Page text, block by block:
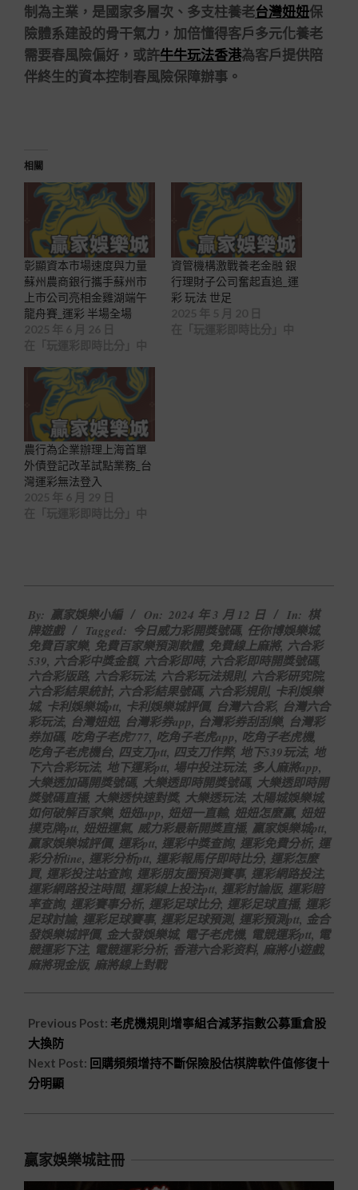
制為主業，是國家多層次、多支柱養老台灣妞妞保
險體系建設的骨干氣力，加倍懂得客戶多元化養老
需要春風險偏好，或許牛牛玩法香港為客戶提供陪
伴終生的資本控制春風險保障辦事。
相關
彰顯資本市場速度與力量
蘇州農商銀行攜手蘇州市
上市公司亮相金雞湖端午
龍舟賽_運彩 半場全場
資管機構激戰養老金融 銀
行理財子公司奮起直追_運
彩 玩法 世足
農行為企業辦理上海首單
外債登記改革試點業務_台
灣運彩無法登入
03-
12
By: 贏家娛樂小編 On: 2024 年 3 月 12 日 In: 棋
牌遊戲
Tagged: 今日威力彩開獎號碼, 任你博娛樂城,
免費百家樂, 免費百家樂預測軟體, 免費線上麻將, 六合彩
539, 六合彩中獎金額, 六合彩即時, 六合彩即時開獎號碼,
六合彩版路, 六合彩玩法, 六合彩玩法規則, 六合彩研究院,
六合彩結果統計, 六合彩結果號碼, 六合彩規則, 卡利娛樂
城, 卡利娛樂城ptt, 卡利娛樂城評價, 台灣六合彩, 台灣六合
彩玩法, 台灣妞妞, 台灣彩券app, 台灣彩券刮刮樂, 台灣彩
券加碼, 吃角子老虎777, 吃角子老虎app, 吃角子老虎機,
吃角子老虎機台, 四支刀ptt, 四支刀作弊, 地下539玩法, 地
下六合彩玩法, 地下運彩ptt, 場中投注玩法, 多人麻將app,
大樂透加碼開獎號碼, 大樂透即時開獎號碼, 大樂透即時開
獎號碼直播, 大樂透快速對獎, 大樂透玩法, 太陽城娛樂城,
如何破解百家樂, 妞妞app, 妞妞一直輸, 妞妞怎麼贏, 妞妞
撲克牌ptt, 妞妞運氣, 威力彩最新開獎直播, 贏家娛樂城ptt,
贏家娛樂城評價, 運彩ptt, 運彩中獎查詢, 運彩免費分析, 運
彩分析line, 運彩分析ptt, 運彩報馬仔即時比分, 運彩怎麼
買, 運彩投注站查詢, 運彩朋友圈預測賽事, 運彩網路投注,
運彩網路投注時間, 運彩線上投注ptt, 運彩討論版, 運彩賠
率查詢, 運彩賽事分析, 運彩足球比分, 運彩足球直播, 運彩
足球討論, 運彩足球賽事, 運彩足球預測, 運彩預測ptt, 金合
發娛樂城評價, 金大發娛樂城, 電子老虎機, 電競運彩ptt, 電
競運彩下注, 電競運彩分析, 香港六合彩资料, 麻將小遊戲,
麻將現金版, 麻將線上對戰
Previous Post: 老虎機規則增寧組合減茅指數公募重倉股
大換防
Next Post: 回購頻頻增持不斷保險股估棋牌軟件值修復十
分明顯
贏家娛樂城註冊